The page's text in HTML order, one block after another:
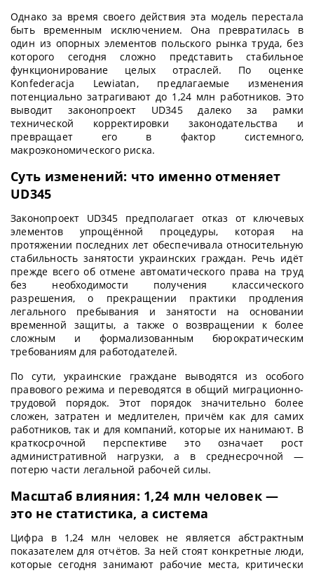
Однако за время своего действия эта модель перестала
быть временным исключением. Она превратилась в
один из опорных элементов польского рынка труда, без
которого сегодня сложно представить стабильное
функционирование целых отраслей. По оценке
Konfederacja Lewiatan, предлагаемые изменения
потенциально затрагивают до 1,24 млн работников. Это
выводит законопроект UD345 далеко за рамки
технической корректировки законодательства и
превращает его в фактор системного,
макроэкономического риска.
Суть изменений: что именно отменяет
UD345
Законопроект UD345 предполагает отказ от ключевых
элементов упрощённой процедуры, которая на
протяжении последних лет обеспечивала относительную
стабильность занятости украинских граждан. Речь идёт
прежде всего об отмене автоматического права на труд
без необходимости получения классического
разрешения, о прекращении практики продления
легального пребывания и занятости на основании
временной защиты, а также о возвращении к более
сложным и формализованным бюрократическим
требованиям для работодателей.
По сути, украинские граждане выводятся из особого
правового режима и переводятся в общий миграционно-
трудовой порядок. Этот порядок значительно более
сложен, затратен и медлителен, причём как для самих
работников, так и для компаний, которые их нанимают. В
краткосрочной перспективе это означает рост
административной нагрузки, а в среднесрочной —
потерю части легальной рабочей силы.
Масштаб влияния: 1,24 млн человек —
это не статистика, а система
Цифра в 1,24 млн человек не является абстрактным
показателем для отчётов. За ней стоят конкретные люди,
которые сегодня занимают рабочие места, критически